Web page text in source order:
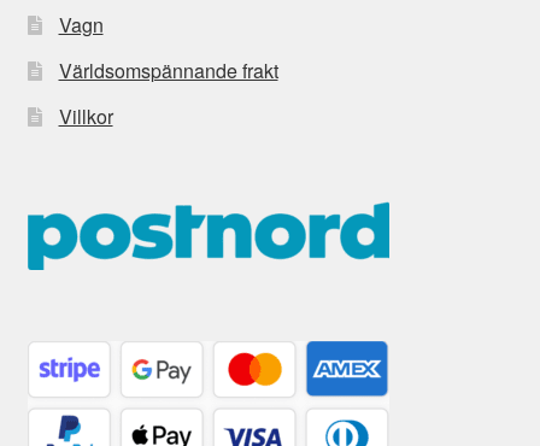
Vagn
Världsomspännande frakt
Villkor